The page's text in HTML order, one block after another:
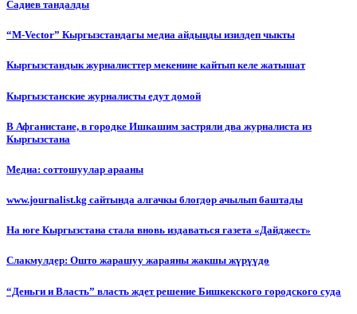
Садиев тандалды
“М-Vector” Кыргызстандагы медиа айдыңды изилдеп чыкты
Кыргызстандык журналисттер мекенине кайтып келе жатышат
Кыргызстанские журналисты едут домой
В Афганистане, в городке Ишкашим застряли два журналиста из
Кыргызстана
Медиа: соттошуулар арааны
www.journalist.kg сайтында алгачкы блогдор ачылып баштады
На юге Кыргызстана стала вновь издаваться газета «Дайджест»
Слакмулдер: Ошто жарашуу жараяны жакшы жүрүүдө
“Деньги и Власть” власть ждет решение Бишкекского городского суда